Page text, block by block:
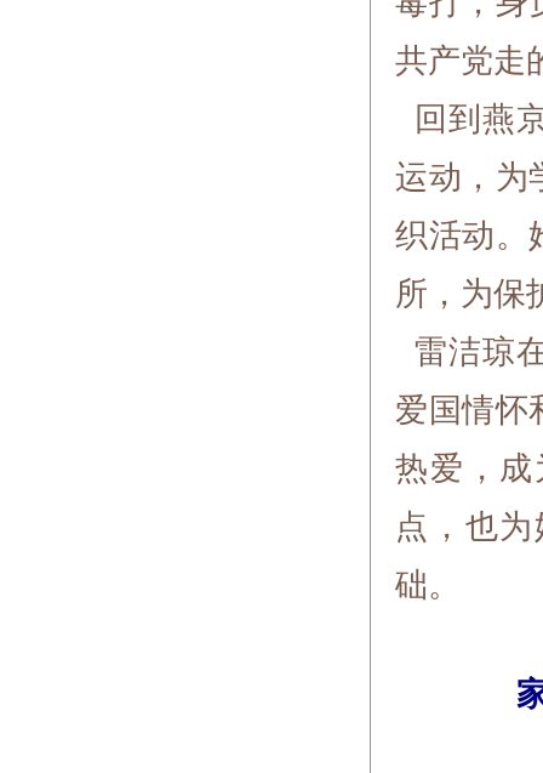
共产党走
回到燕
运动，为
织活动。
所，为保
雷洁琼
爱国情怀
热爱，
点，也
础。